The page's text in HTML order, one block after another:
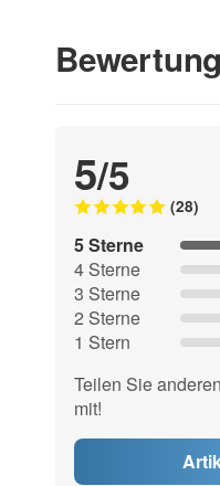
5/5
(28)
5 Sterne
4 Sterne
3 Sterne
2 Sterne
1 Stern
Teilen Sie
mit!